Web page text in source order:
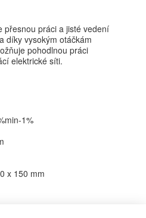
přesnou práci a jisté vedení
díky vysokým otáčkám
pohodlnou práci
elektrické síti.
1%
x 150 mm